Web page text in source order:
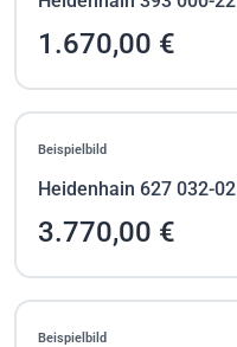
1.670,00 €
Beispielbild
Heidenhain 627 032-02
3.770,00 €
Beispielbild